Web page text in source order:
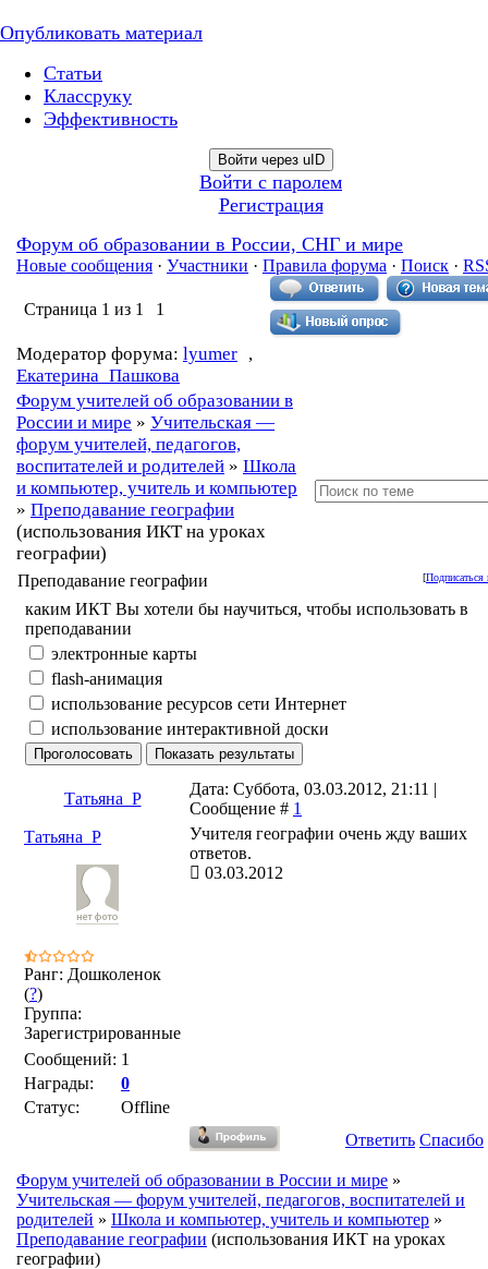
Опубликовать материал
Статьи
Классруку
Эффективность
Войти через uID
Войти с паролем
Регистрация
Форум об образовании в России, СНГ и мире
Новые сообщения · Участники · Правила форума · Поиск ·
Страница 1 из 1 1
Модератор форума: lyumer ,
Екатерина_Пашкова
Форум учителей об образовании в
России и мире » Учительская —
форум учителей, педагогов,
воспитателей и родителей » Школа
и компьютер, учитель и компьютер
» Преподавание географии
(использования ИКТ на уроках
географии)
[Подписаться
Преподавание географии
каким ИКТ Вы хотели бы научиться, чтобы использовать в
преподавании
электронные карты
flash-анимация
использование ресурсов сети Интернет
использование интерактивной доски
Татьяна_Р
Дата: Суббота, 03.03.2012, 21:11 |
Сообщение # 1
Татьяна_Р
Ранг: Дошколенок
(?)
Группа:
Зарегистрированные
Сообщений: 1
Награды:
0
Статус:
Offline
Учителя географии очень жду ваших
ответов.
03.03.2012
Ответить Спасибо
Форум учителей об образовании в России и мире »
Учительская — форум учителей, педагогов, воспитателей и
родителей » Школа и компьютер, учитель и компьютер »
Преподавание географии (использования ИКТ на уроках
географии)